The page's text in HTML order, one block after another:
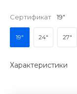
Сертификат 19"
19" 24" 27"
Характеристики